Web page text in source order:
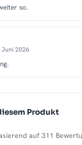
so.
Juni 2026
Produkt
auf 311